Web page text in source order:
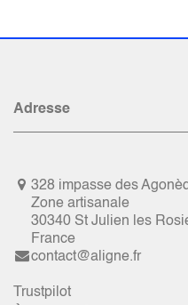
Adresse
328 impasse des
Zone artisanale
30340 St Julien les
France
contact@aligne.fr
Trustpilot